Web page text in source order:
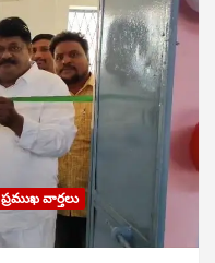
ప్రముఖ వార్తలు